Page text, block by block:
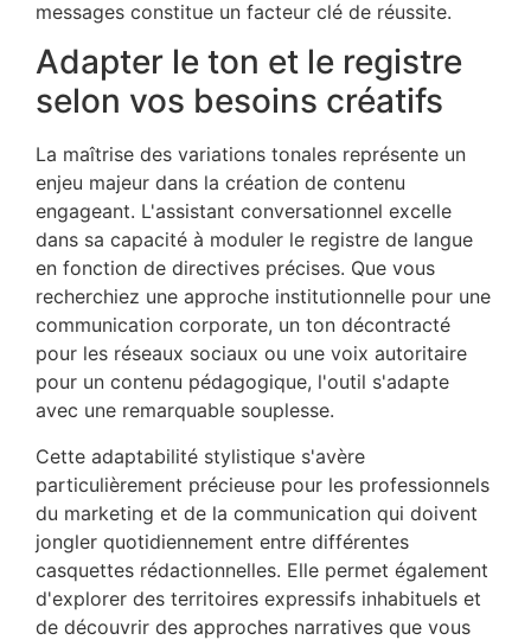
messages constitue un facteur clé de réussite.
Adapter le ton et le registre
selon vos besoins créatifs
La maîtrise des variations tonales représente un
enjeu majeur dans la création de contenu
engageant. L'assistant conversationnel excelle
dans sa capacité à moduler le registre de langue
en fonction de directives précises. Que vous
recherchiez une approche institutionnelle pour une
communication corporate, un ton décontracté
pour les réseaux sociaux ou une voix autoritaire
pour un contenu pédagogique, l'outil s'adapte
avec une remarquable souplesse.
Cette adaptabilité stylistique s'avère
particulièrement précieuse pour les professionnels
du marketing et de la communication qui doivent
jongler quotidiennement entre différentes
casquettes rédactionnelles. Elle permet également
d'explorer des territoires expressifs inhabituels et
de découvrir des approches narratives que vous